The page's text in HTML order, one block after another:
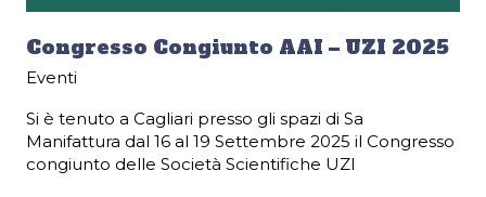
Congresso Congiunto AAI – UZI 2025
Eventi
Si è tenuto a Cagliari presso gli spazi di Sa
Manifattura dal 16 al 19 Settembre 2025 il Congresso
congiunto delle Società Scientifiche UZI